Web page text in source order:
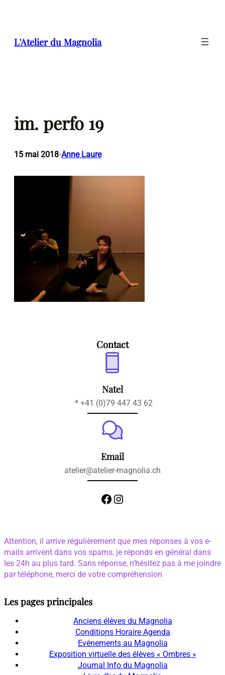
L'Atelier du Magnolia
im. perfo 19
15 mai 2018•Anne Laure
Contact
Natel
* +41 (0)79 447 43 62
Email
atelier@atelier-magnolia.ch
Facebook Instagram
Attention, il arrive régulièrement que mes réponses à vos e-
mails arrivent dans vos spams, je réponds en général dans
les 24h au plus tard. Sans réponse, n’hésitez pas à me joindre
par téléphone, merci de votre compréhension
Les pages principales
Anciens élèves du Magnolia
Conditions Horaire Agenda
Evénements au Magnolia
Exposition virtuelle des élèves « Ombres »
Journal Info du Magnolia